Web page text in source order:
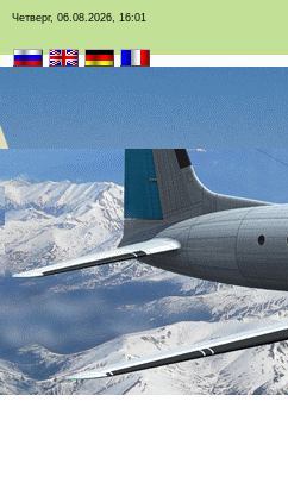
Четверг, 06.08.2026, 16:01